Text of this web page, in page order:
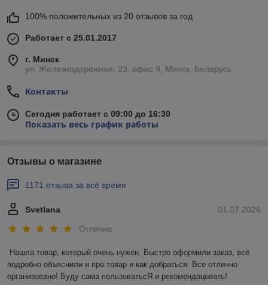
100% положительных из 20 отзывов за год
Работает с 25.01.2017
г. Минск
ул. Железнодорожная, 23, офис 9, Минск, Беларусь
Контакты
Сегодня работает с 09:00 до 16:30
Показать весь график работы
Отзывы о магазине
1171 отзыва за всё время
01.07.2026
Svetlana
Отлично
Нашла товар, который очень нужен. Быстро оформили заказ, всё
подробно объяснили и про товар и как добраться. Все отлично
организовано! Буду сама пользоватьсЯ и рекомендацовать!